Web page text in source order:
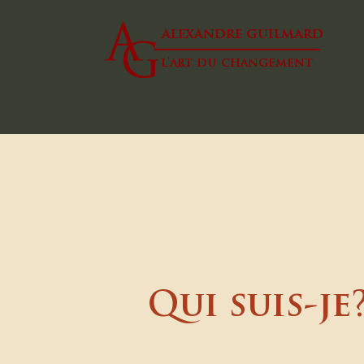
alexandre guilmard
l'art du changement
Qui suis-